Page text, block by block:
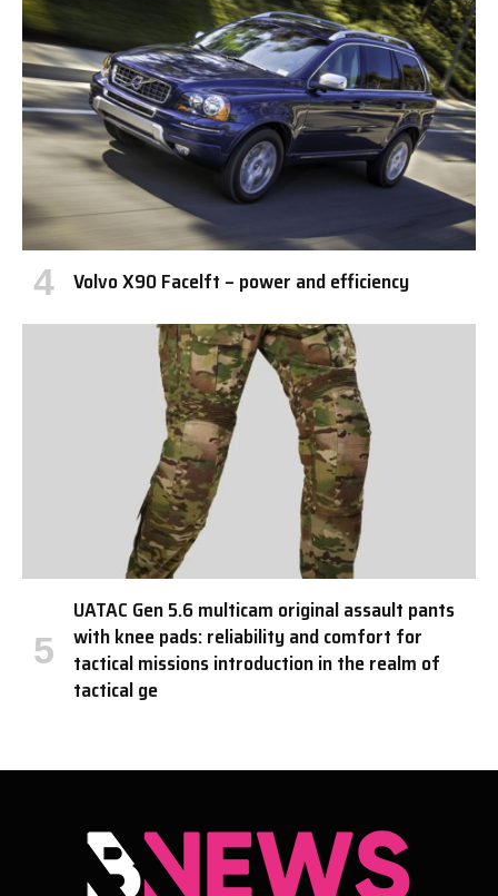
Volvo X90 Facelft – power and efficiency
UATAC Gen 5.6 multicam original assault pants
with knee pads: reliability and comfort for
tactical missions introduction in the realm of
tactical ge